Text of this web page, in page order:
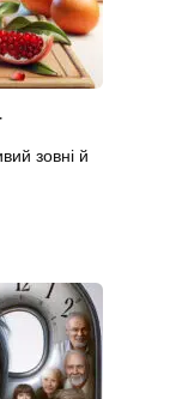
зовні й